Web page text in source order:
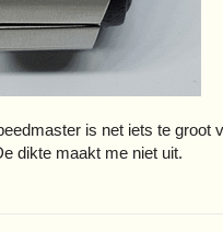
is net iets te groot
dikte maakt me niet uit.